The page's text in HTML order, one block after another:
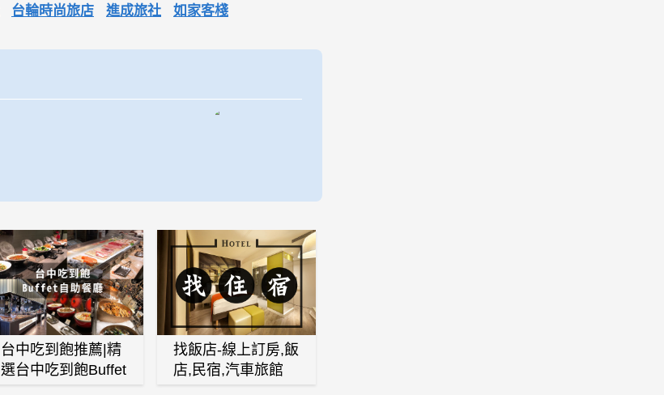
台輪時尚旅店 進成旅社
如家客棧
台中吃到飽推薦|精
選台中吃到飽Buffet
找飯店-線上訂房,飯
店,民宿,汽車旅館